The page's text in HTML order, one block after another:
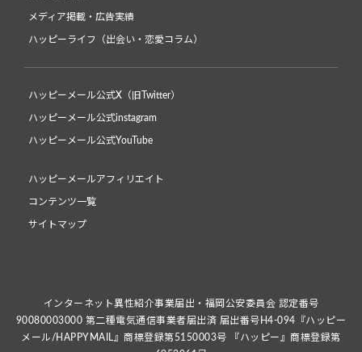
メディア掲載・広告実績
ハッピーライフ（出会い・恋愛コラム）
ハッピーメール公式X（旧Twitter）
ハッピーメール公式instagram
ハッピーメール公式YouTube
ハッピーメールアフィリエイト
コンテンツ一覧
サイトマップ
インターネット異性紹介事業届出・福岡公安委員会 認定番号
90080003000 第二種電気通信事業者届出済 届出番号H4-094『ハッピー
メール/HAPPYMAIL』商標登録第5150003号 『ハッピー』商標登録第